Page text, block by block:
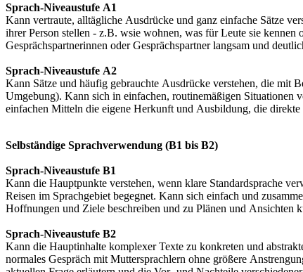
Sprach-Niveaustufe A1
Kann vertraute, alltägliche Ausdrücke und ganz einfache Sätze
ihrer Person stellen - z.B. wsie wohnen, was für Leute sie
Gesprächspartnerinnen oder Gesprächspartner langsam und
Sprach-Niveaustufe A2
Kann Sätze und häufig gebrauchte Ausdrücke verstehen, die mit
Umgebung). Kann sich in einfachen, routinemäßigen Situationen
einfachen Mitteln die eigene Herkunft und Ausbildung, die
Selbständige Sprachverwendung (B1 bis B2)
Sprach-Niveaustufe B1
Kann die Hauptpunkte verstehen, wenn klare Standardsprache
Reisen im Sprachgebiet begegnet. Kann sich einfach und
Hoffnungen und Ziele beschreiben und zu Plänen und Ansichten
Sprach-Niveaustufe B2
Kann die Hauptinhalte komplexer Texte zu konkreten und
normales Gespräch mit Muttersprachlern ohne größere